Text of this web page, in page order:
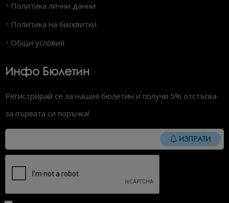
Политика лични данни
Политика на бисквитки
Общи условия
Инфо Бюлетин
Регистрирай се за нашия бюлетин и получи 5% отстъпка
за първата си поръчка!
ИЗПРАТИ